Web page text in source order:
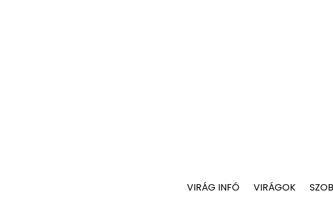
VIRÁG INFÓ VIRÁGOK